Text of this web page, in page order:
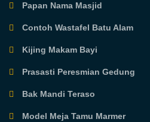
Papan Nama Masjid
Contoh Wastafel Batu Alam
Kijing Makam Bayi
Prasasti Peresmian Gedung
Bak Mandi Teraso
Model Meja Tamu Marmer